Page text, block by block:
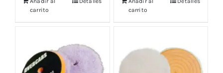
carrito
carrito